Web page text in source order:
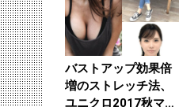
バストアップ効果倍
増のストレッチ法、
ユニクロ2017秋マス